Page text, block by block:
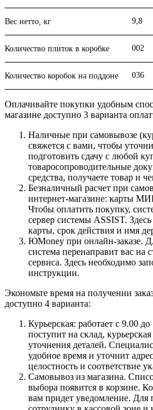
Вес нетто, кг 9,8
Количество плиток в коробке 002
Количество коробок на поддоне 036
Оплачивайте покупки удобным
магазине доступно 3 варианта
Наличные при самовывозе
свяжется с вами, чтобы
подготовить сдачу с любой
товаросопроводительные
средства, получаете товар и
Безналичный расчет при
интернет-магазине: карты
Чтобы оплатить покупку,
сервер системы ASSIST.
карты, срок действия и имя
ЮMoney при онлайн-заказе.
система перенаправит вас на
сервиса. Здесь необходимо
инструкции.
Экономьте время на получении
доступно 4 варианта:
Курьерская: работает с 9.00
поступит на склад,
уточнения деталей.
удобное время и уточнит
целостность и соответствие
Самовывоз из магазина.
выбора появится в корзине.
вам придет уведомление. Для